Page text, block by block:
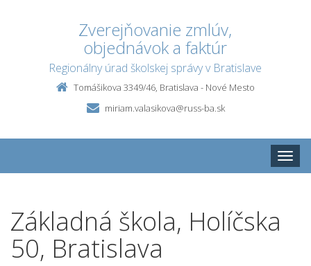
Zverejňovanie zmlúv,
objednávok a faktúr
Regionálny úrad školskej správy v Bratislave
Tomášikova 3349/46, Bratislava - Nové Mesto
miriam.valasikova@russ-ba.sk
Toggle
Základná škola, Holíčska
50, Bratislava